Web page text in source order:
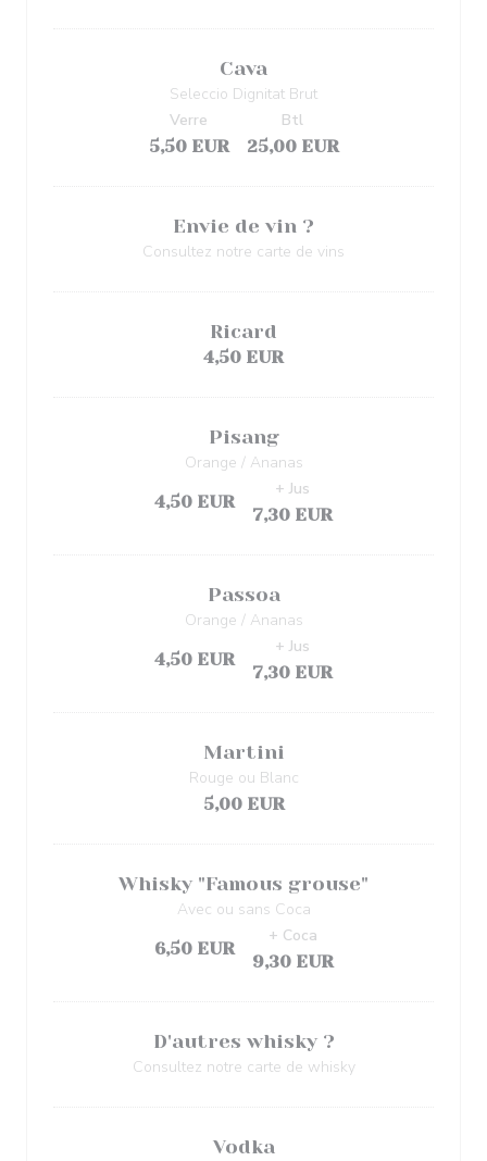
Cava
Seleccio Dignitat Brut
5,50 EUR
Verre
25,00 EUR
Btl
Envie de vin ?
Consultez notre carte de vins
Ricard
4,50 EUR
Pisang
Orange / Ananas
4,50 EUR
7,30 EUR
+ Jus
Passoa
Orange / Ananas
4,50 EUR
7,30 EUR
+ Jus
Martini
Rouge ou Blanc
5,00 EUR
Whisky "Famous grouse"
Avec ou sans Coca
6,50 EUR
9,30 EUR
+ Coca
D'autres whisky ?
Consultez notre carte de whisky
Vodka